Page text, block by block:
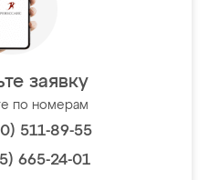
заявку
по номерам
511-89-55
665-24-01